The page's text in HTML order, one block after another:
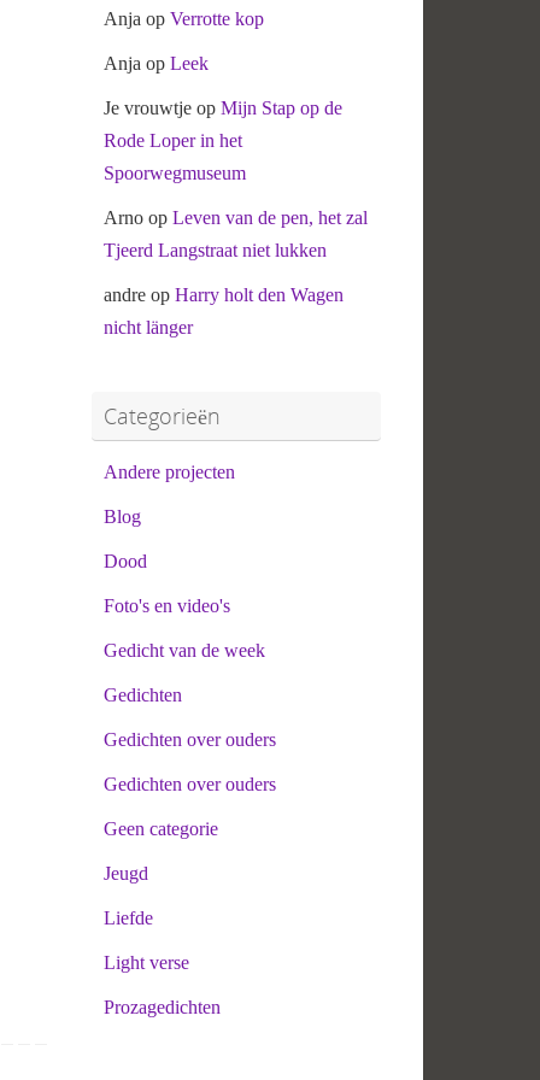
Anja op Verrotte kop
Anja op Leek
Je vrouwtje op Mijn Stap op de
Rode Loper in het
Spoorwegmuseum
Arno op Leven van de pen, het zal
Tjeerd Langstraat niet lukken
andre op Harry holt den Wagen
nicht länger
Categorieën
Andere projecten
Blog
Dood
Foto's en video's
Gedicht van de week
Gedichten
Gedichten over ouders
Gedichten over ouders
Geen categorie
Jeugd
Liefde
Light verse
Prozagedichten